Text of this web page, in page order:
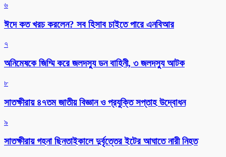
৬
ঈদে কত খরচ করলেন? সব হিসাব চাইতে পারে এনবিআর
৭
অনিমেষকে জিম্মি করে জলদস্যু ডন বাহিনী, ৩ জলদস্যু আটক
৮
সাতক্ষীরায় ৪৭তম জাতীয় বিজ্ঞান ও প্রযুক্তি সপ্তাহ উদ্বোধন
৯
সাতক্ষীরায় গহনা ছিনতাইকালে দুর্বৃত্তের ইটের আঘাতে নারী নিহত